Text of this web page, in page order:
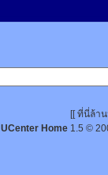
[[ ที่นี่ล้า
UCenter Home 1.5 ©